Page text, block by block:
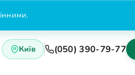
Київ (050) 390-79-77